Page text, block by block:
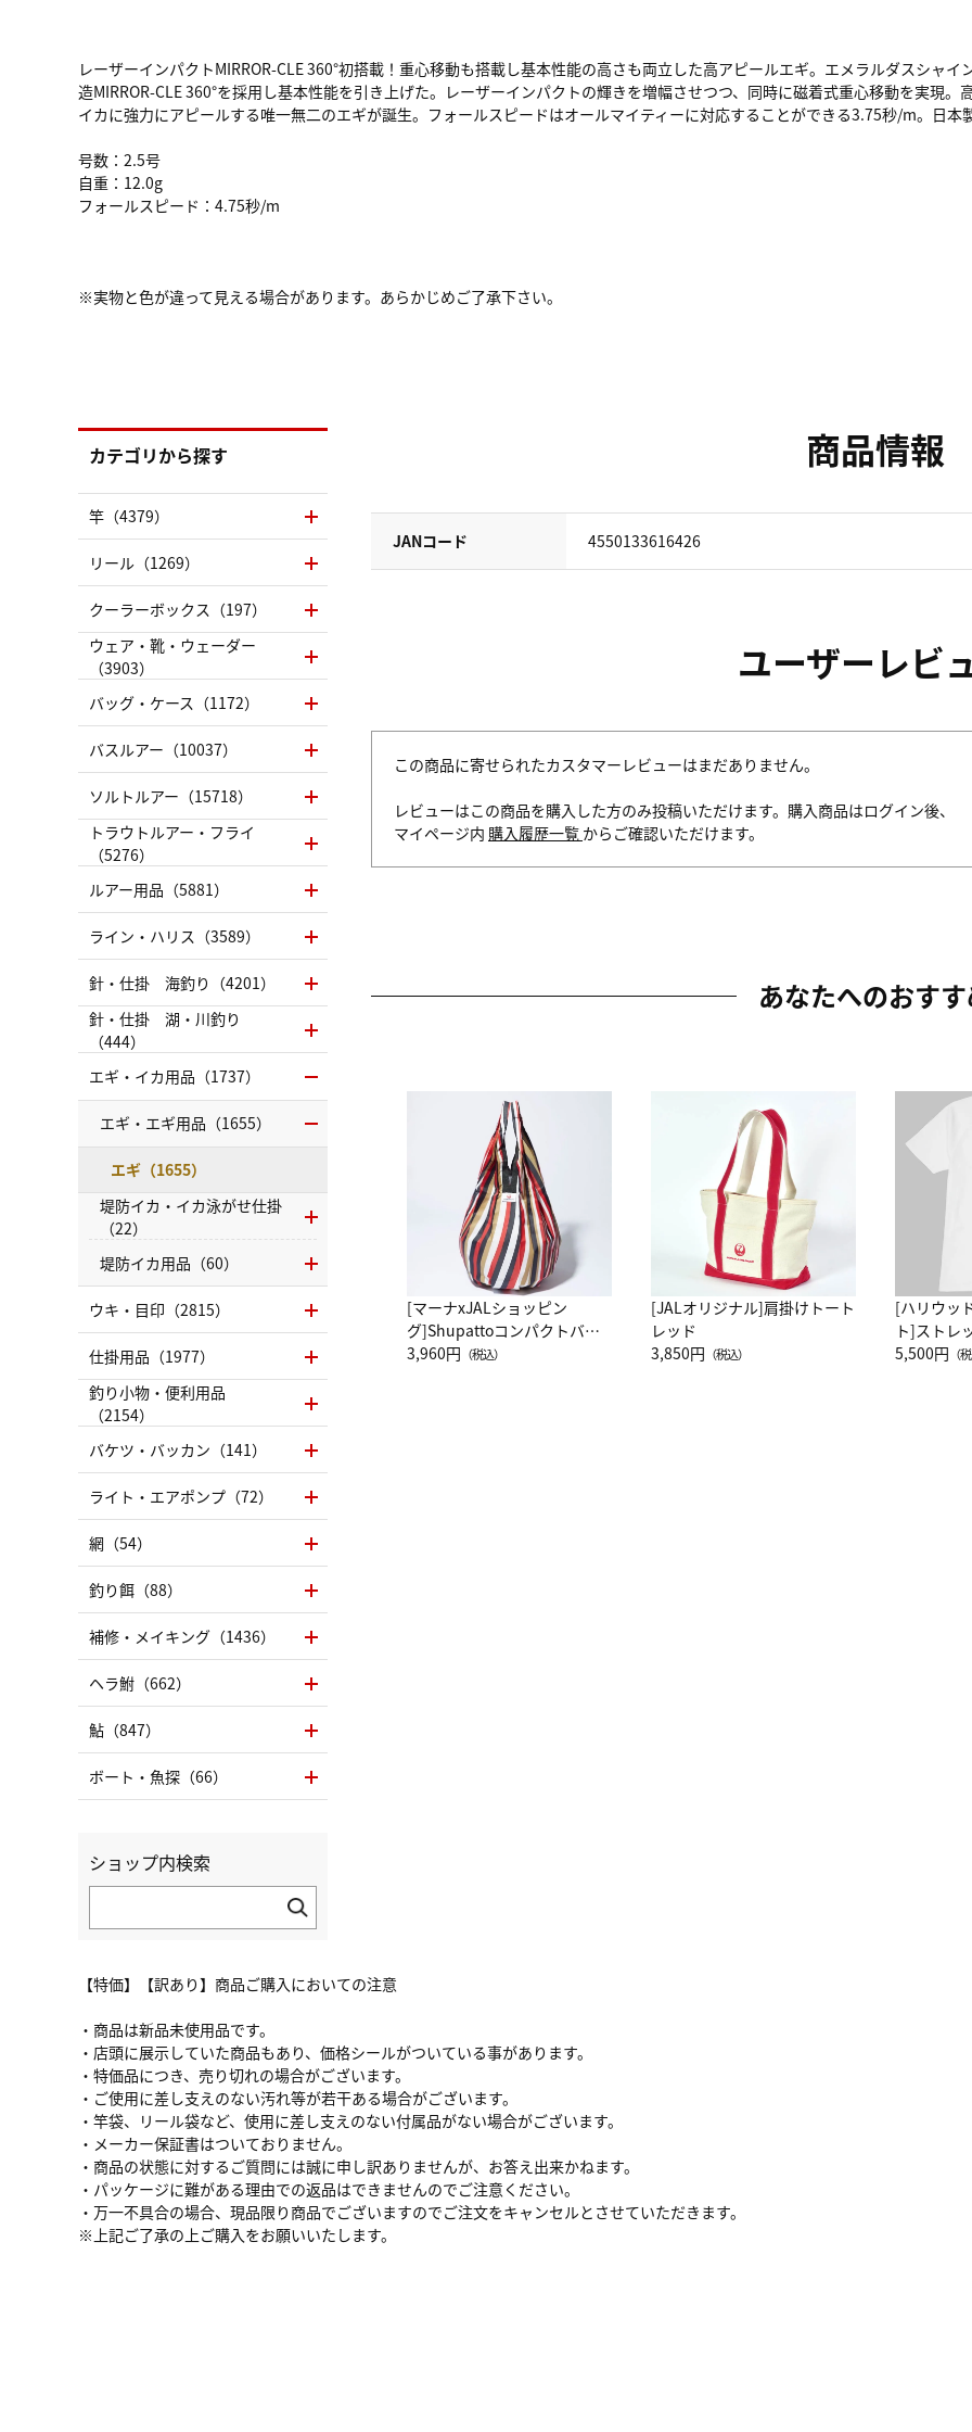
レーザーインパクトMIRROR-CLE 360°初搭載！重心移動も搭載し基本性能の高さも両立した高アピールエギ。エメラルダスシャ
造MIRROR-CLE 360°を採用し基本性能を引き上げた。レーザーインパクトの輝きを増幅させつつ、同時に磁着式重心移動を実現
イカに強力にアピールする唯一無二のエギが誕生。フォールスピードはオールマイティーに対応することができる3.75秒/m。日本
号数：2.5号
自重：12.0g
フォールスピード：4.75秒/m
※実物と色が違って見える場合があります。あらかじめご了承下さい。
商品情報
JANコード 4550133616426
ユーザーレビ
この商品に寄せられたカスタマーレビューはまだありません。
レビューはこの商品を購入した方のみ投稿いただけます。購入商品はログイン後、
マイページ内 購入履歴一覧 からご確認いただけます。
あなたへのおす
[マーナxJALショッピン
グ]Shupattoコンパクトバッ
グ Drop JAL客室乗務員
3,960円 （税込）
[JALオリジナル]肩掛けトート
レッド
3,850円 （税込）
[ハリウッ
ト]ストレ
ーネック
5,500円 （
【特価】【訳あり】商品ご購入においての注意
・商品は新品未使用品です。
・店頭に展示していた商品もあり、価格シールがついている事があります。
・特価品につき、売り切れの場合がございます。
・ご使用に差し支えのない汚れ等が若干ある場合がございます。
・竿袋、リール袋など、使用に差し支えのない付属品がない場合がございます。
・メーカー保証書はついておりません。
・商品の状態に対するご質問には誠に申し訳ありませんが、お答え出来かねます。
・パッケージに難がある理由での返品はできませんのでご注意ください。
・万一不具合の場合、現品限り商品でございますのでご注文をキャンセルとさせていただきます。
※上記ご了承の上ご購入をお願いいたします。
カテゴリから探す
竿（4379）
リール（1269）
クーラーボックス（197）
ウェア・靴・ウェーダー
（3903）
バッグ・ケース（1172）
バスルアー（10037）
ソルトルアー（15718）
トラウトルアー・フライ
（5276）
ルアー用品（5881）
ライン・ハリス（3589）
針・仕掛 海釣り（4201）
針・仕掛 湖・川釣り
（444）
エギ・イカ用品（1737）
エギ・エギ用品（1655）
エギ（1655）
堤防イカ・イカ泳がせ仕掛
（22）
堤防イカ用品（60）
ウキ・目印（2815）
仕掛用品（1977）
釣り小物・便利用品
（2154）
バケツ・バッカン（141）
ライト・エアポンプ（72）
網（54）
釣り餌（88）
補修・メイキング（1436）
ヘラ鮒（662）
鮎（847）
ボート・魚探（66）
ショップ内検索